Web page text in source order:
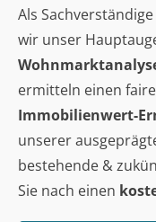
Als
wir unser
ermitteln einen
Immobilienwert-
unserer
bestehende &
Sie nach einen